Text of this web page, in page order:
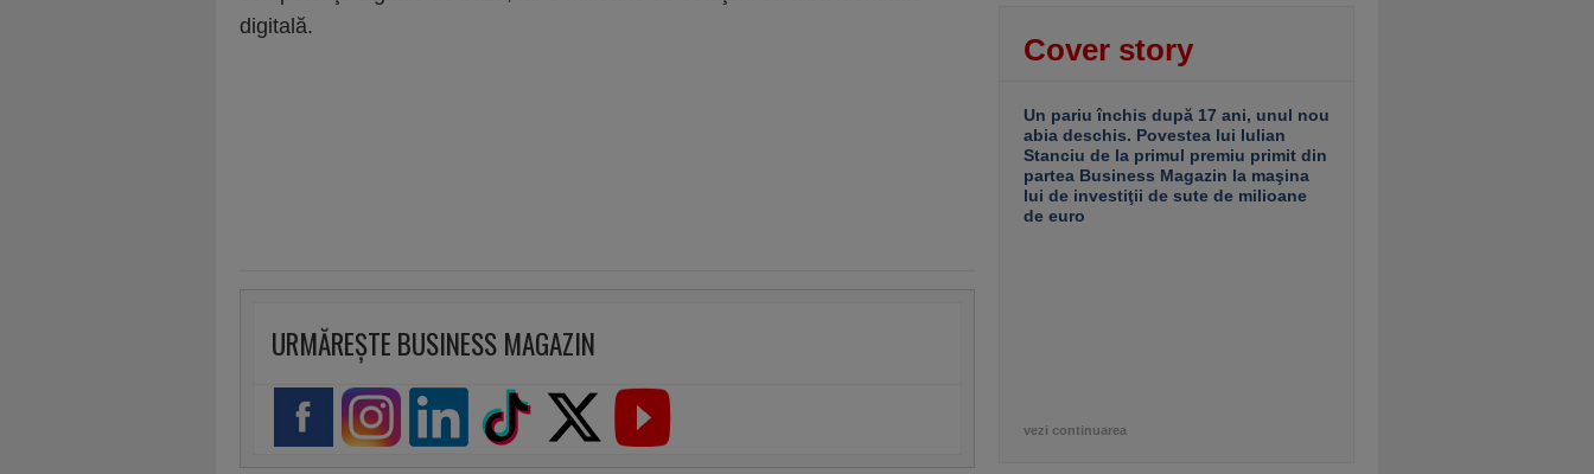
digitală.
URMĂREȘTE BUSINESS MAGAZIN
Cover story
Un pariu închis după 17 ani, unul nou
abia deschis. Povestea lui Iulian
Stanciu de la primul premiu primit din
partea Business Magazin la maşina
lui de investiţii de sute de milioane
de euro
vezi continuarea